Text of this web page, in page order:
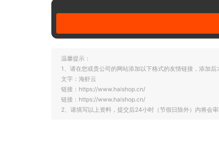
温馨提示：
1、请在您或贵公司的网站添加以下格式的友情链接，添加后
文字：海虾云
链接：https://www.haishop.cn/
链接：https://www.haishop.cn/
2、请填写以上资料，提交后24小时（节假日除外）内将会